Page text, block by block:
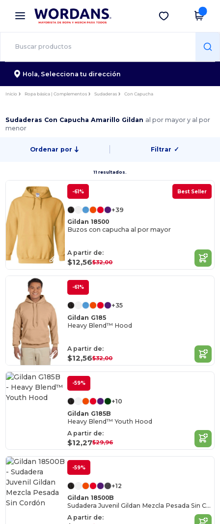
× App de Wordans
¡Mejores precios en app!
Descargar app
Hola, Selecciona tu dirección
Inicio Ropa básica | Complementos Sudaderas Con Capucha
Sudaderas Con Capucha Amarillo Gildan al por mayor y al por
menor
Ordenar por Filtrar ✓
11 resultados.
-61% Best Seller
+39
Gildan 18500
Buzos con capucha al por mayor
A partir de:
$12,56$32,00
-61%
+35
Gildan G185
Heavy Blend™ Hood
A partir de:
$12,56$32,00
-59%
+10
Gildan G185B
Heavy Blend™ Youth Hood
A partir de:
$12,27$29,96
-59%
+12
Gildan 18500B
Sudadera Juvenil Gildan Mezcla Pesada Sin Cordón
A partir de: